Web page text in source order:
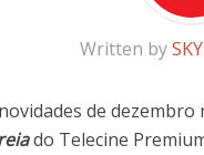
Written by
de dezembro
do Telecine